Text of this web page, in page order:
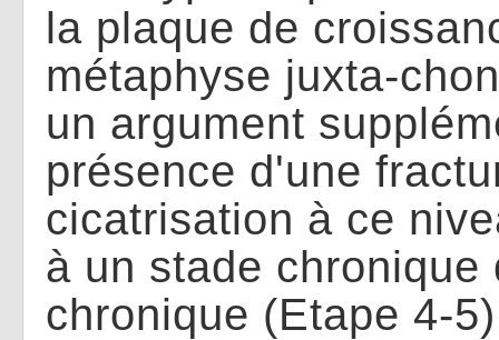
la plaque de
métaphyse juxta-
un argument
présence d'une
cicatrisation à ce
à un stade chronique
chronique (Etape 4-